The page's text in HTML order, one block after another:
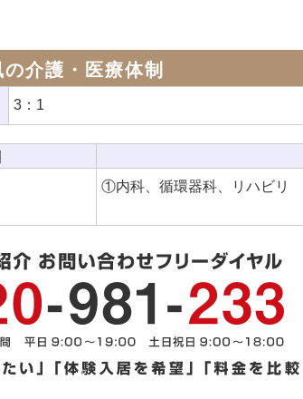
介護・医療体制
3：1
①内科、循環器科、リハビリ